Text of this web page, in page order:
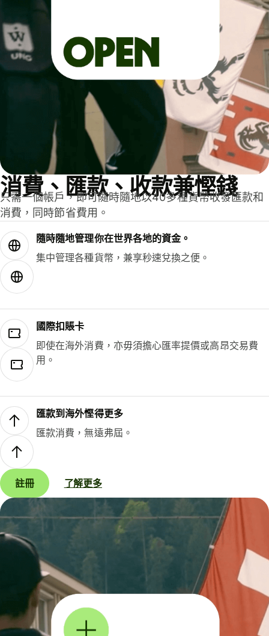
消費、匯款、收款兼慳錢
只需一個帳戶，即可隨時隨地以40多種貨幣收發匯款和
消費，同時節省費用。
隨時隨地管理你在世界各地的資金。
集中管理各種貨幣，兼享秒速兌換之便。
國際扣賬卡
即使在海外消費，亦毋須擔心匯率提價或高昂交易費
用。
匯款到海外慳得更多
匯款消費，無遠弗屆。
註冊 了解更多